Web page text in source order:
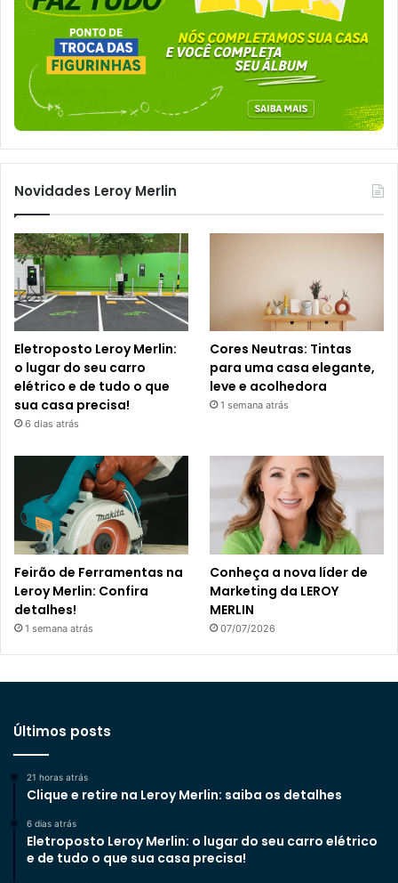
Novidades Leroy Merlin
Eletroposto Leroy Merlin:
o lugar do seu carro
elétrico e de tudo o que
sua casa precisa!
6 dias atrás
Cores Neutras: Tintas
para uma casa elegante,
leve e acolhedora
1 semana atrás
Feirão de Ferramentas na
Leroy Merlin: Confira
detalhes!
1 semana atrás
Conheça a nova líder de
Marketing da LEROY
MERLIN
07/07/2026
Últimos posts
21 horas atrás
Clique e retire na Leroy Merlin: saiba os detalhes
6 dias atrás
Eletroposto Leroy Merlin: o lugar do seu carro elétrico
e de tudo o que sua casa precisa!